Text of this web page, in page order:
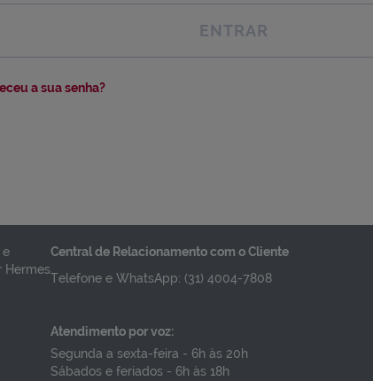
ENTRAR
a sua senha?
e
Hermes
Central de Relacionamento com o Cliente
Telefone e WhatsApp: (31) 4004-7808
Atendimento por voz:
Segunda a sexta-feira - 6h às 20h
Sábados e feriados - 6h às 18h